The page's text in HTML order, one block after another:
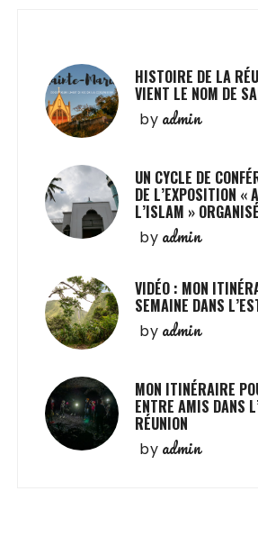
HISTOIRE DE LA
VIENT LE NOM DE
by admin
UN CYCLE DE
DE L’EXPOSITION «
L’ISLAM »
by admin
VIDÉO : MON
SEMAINE DANS
by admin
MON ITINÉRAIRE
ENTRE AMIS DANS
RÉUNION
by admin